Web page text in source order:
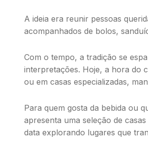
A ideia era reunir pessoas
acompanhados de bolos,
Com o tempo, a tradição se
interpretações. Hoje, a hora do
ou em casas especializadas,
Para quem gosta da bebida ou
apresenta uma seleção de
data explorando lugares que